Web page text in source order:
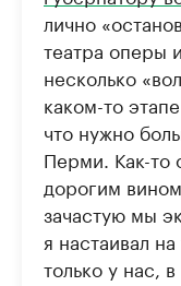
лично
театра оперы
несколько
каком-то
что нужно
Перми. Как-то
дорогим
зачастую мы
я настаивал
только у нас,